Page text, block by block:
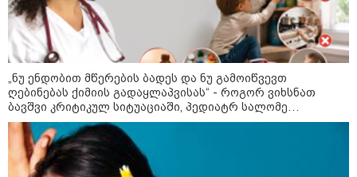
„ნუ ენდობით მწერების ბადეს და ნუ გამოიწვევთ
ღებინებას ქიმიის გადაყლაპვისას“ - როგორ ვიხსნათ
ბავშვი კრიტიკულ სიტუაციაში, პედიატრ სალომე
ახვლედიანის რჩევები